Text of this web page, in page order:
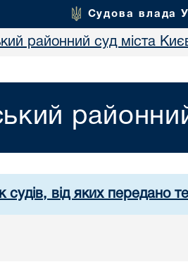
Судова влада
районний суд міста
судів, від яких передано